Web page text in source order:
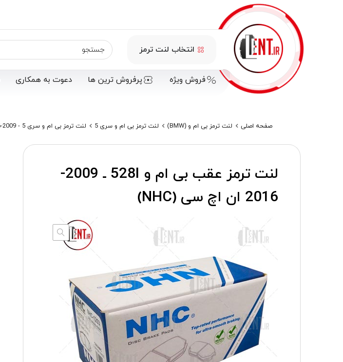
انتخاب لنت ترمز
فروش ویژه پرفروش ترین ها دعوت به همکاری
صفحه اصلی لنت ترمز بی ام و (BMW) لنت ترمز بی ام و سری 5 لنت ترمز بی ام و سری 5 - 2009-2016 اتاق (F10,F11,F07,F18)
لنت ترمز عقب بی ام و 528I ـ 2009-
2016 ان اچ سی (NHC)